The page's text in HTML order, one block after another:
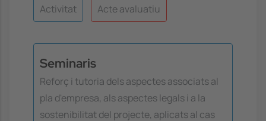
Activitat Acte avaluatiu
Seminaris
Reforç i tutoria dels aspectes associats al
pla d'empresa, als aspectes legals i a la
sostenibilitat del projecte, aplicats al cas